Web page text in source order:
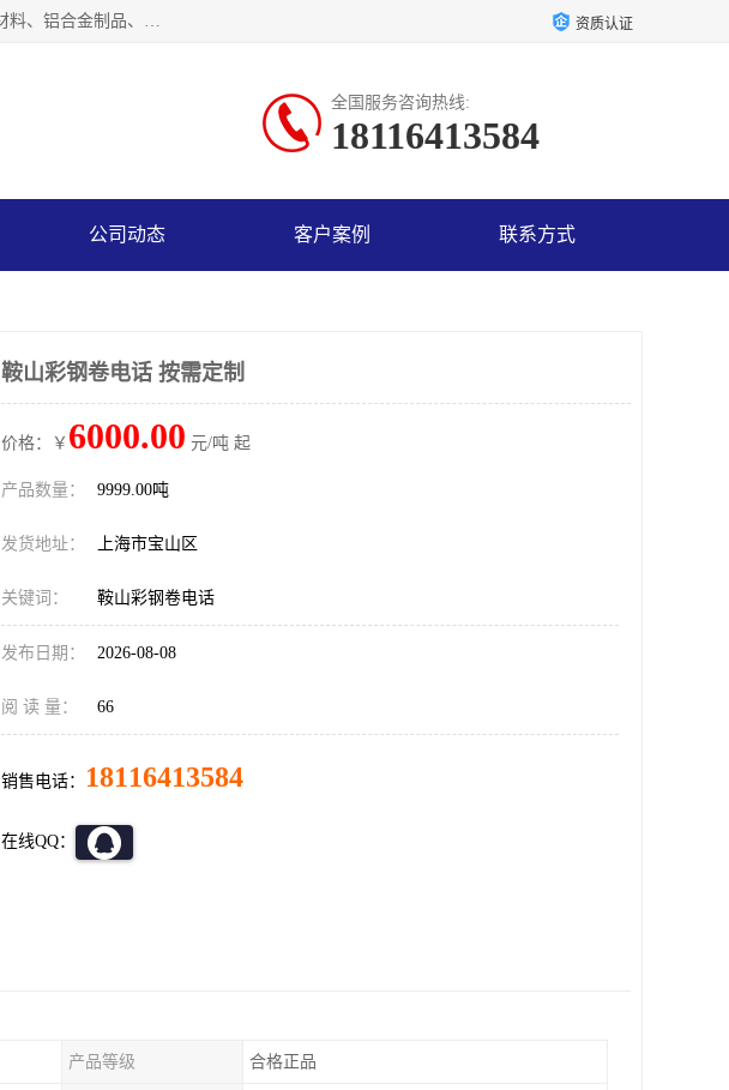
上海轩本实业有限公司成立于2017年，注册地位于上海市宝山区。经营范围包括金属材料、五金交电、建筑材料、铝合金制品、机械设备、电线电缆、装潢材料等；公司主营产品：宝钢彩钢板、宝钢彩钢卷、宝钢彩涂板、宝钢彩涂卷、宝钢高耐候彩钢板，宝钢氟碳彩钢板。是一家集钢铁贸易，物流、加工为一体的产业全配套公司。 资质认证
全国服务咨询热线:
18116413584
公司动态 客户案例 联系方式
鞍山彩钢卷电话 按需定制
价格：￥ 6000.00 元/吨 起
产品数量： 9999.00吨
发货地址： 上海市宝山区
关键词： 鞍山彩钢卷电话
发布日期： 2026-08-08
阅 读 量： 66
销售电话： 18116413584
在线QQ：
产品等级 合格正品